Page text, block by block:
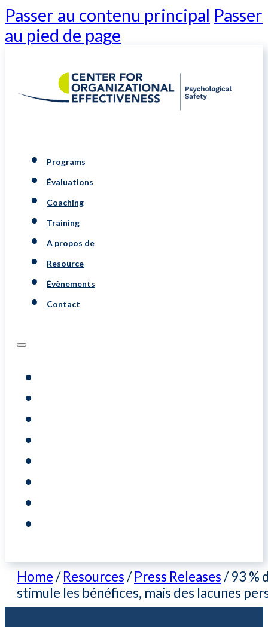
Passer au contenu principal Passer
au pied de page
Programs
Évaluations
Coaching
Training
A propos de
Resource
Évènements
Contact
Home/Resources/Press Releases/93 %
stimule les bénéfices, mais des lacunes